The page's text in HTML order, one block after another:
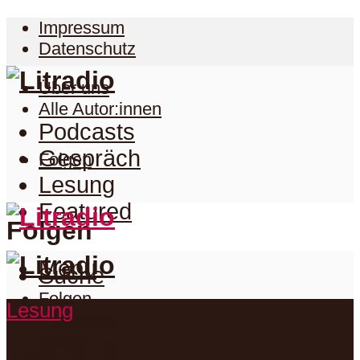
Impressum
Datenschutz
Über uns
Alle Autor:innen
Folgen
Folgen
Folgen
Facebook
Podcasts
Gespräch
Lesung
Featured
Menu
Suche
Podcasts
Lesung